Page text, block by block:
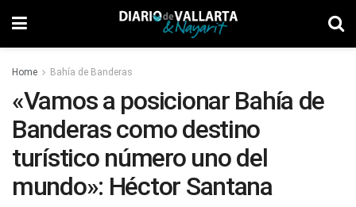
Home Bahía de Banderas
«Vamos a posicionar Bahía de
Banderas como destino
turístico número uno del
mundo»: Héctor Santana